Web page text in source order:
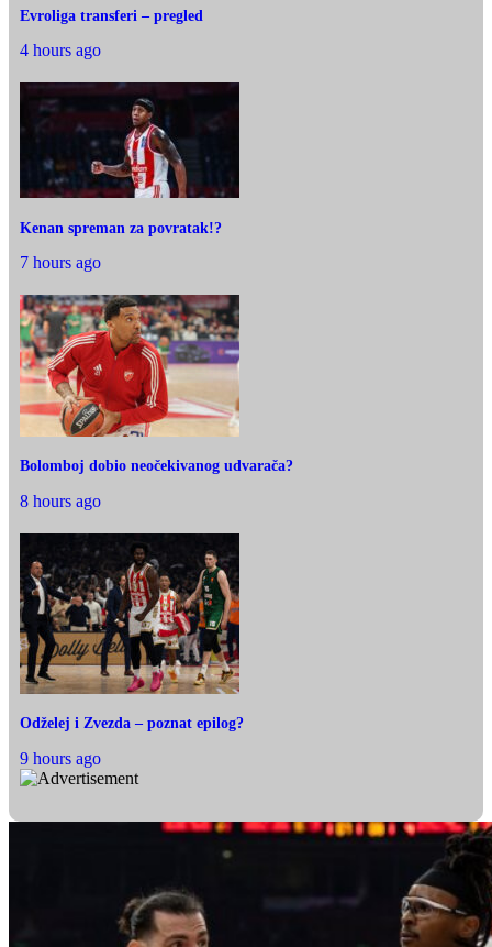
Evroliga transferi – pregled
4 hours ago
Kenan spreman za povratak!?
7 hours ago
Bolomboj dobio neočekivanog udvarača?
8 hours ago
Odželej i Zvezda – poznat epilog?
9 hours ago